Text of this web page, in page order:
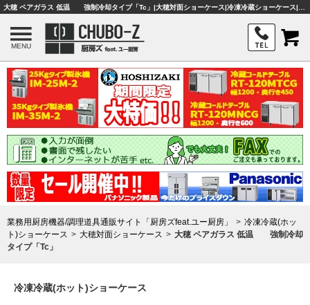
MENU
業務用厨房機器/調理道具通販サイト「厨房ズfeat.ユー厨房」
冷凍冷蔵(ホッ
ト)ショーケース
大穂対面ショーケース
大穂 ペアガラス 低温 強制冷却
タイプ「Tc」
冷凍冷蔵(ホット)ショーケース